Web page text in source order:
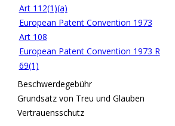
Art 112(1)(a)
European Patent Convention 1973
Art 108
European Patent Convention 1973 R
69(1)
Beschwerdegebühr
Grundsatz von Treu und Glauben
Vertrauensschutz